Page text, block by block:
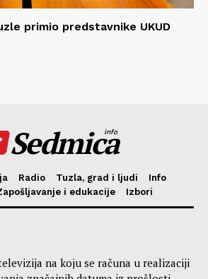
primio predstavnike UKUD
Sedmica
info
Radio Tuzla, grad i ljudi
Info
i edukacije Izbori
na koju se računa u realizaciji